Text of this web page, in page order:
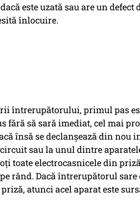
este uzată sau are un defect
înlocuire.
întrerupătorului, primul pas
fără să sară imediat, cel mai
însă se declanșează din nou
sau la unul dintre
toate electrocasnicele din
rând. Dacă întrerupătorul sare
atunci acel aparat este